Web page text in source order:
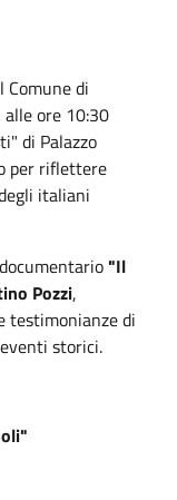
Comune di
alle ore 10:30
di Palazzo
per riflettere
italiani
"Il
Pozzi,
testimonianze di
storici.